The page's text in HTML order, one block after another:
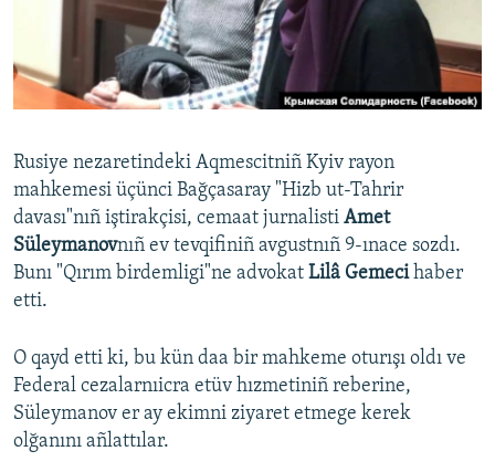
Русский
Українською
RFE/RS bütün saytları
Rusiye nezaretindeki Aqmescitniñ Kyiv rayon
mahkemesi üçünci Bağçasaray "Hizb ut-Tahrir
davası"nıñ iştirakçisi, cemaat jurnalisti Amet
Süleymanovnıñ ev tevqifiniñ avgustnıñ 9-ınace sozdı.
Bunı "Qırım birdemligi"ne advokat Lilâ Gemecihaber
etti.
O qayd etti ki, bu kün daa bir mahkeme oturışı oldı ve
Federal cezalarnıicra etüv hızmetiniñ reberine,
Süleymanov er ay ekimni ziyaret etmege kerek
olğanını añlattılar.